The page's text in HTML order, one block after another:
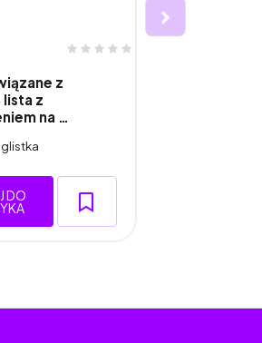
z
z
na …
DO